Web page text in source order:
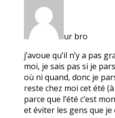
ur bro
j’avoue qu’il n’y a pas
moi, je sais pas si je
où ni quand, donc je
reste chez moi cet été
parce que l’été c’est
et éviter les gens que je